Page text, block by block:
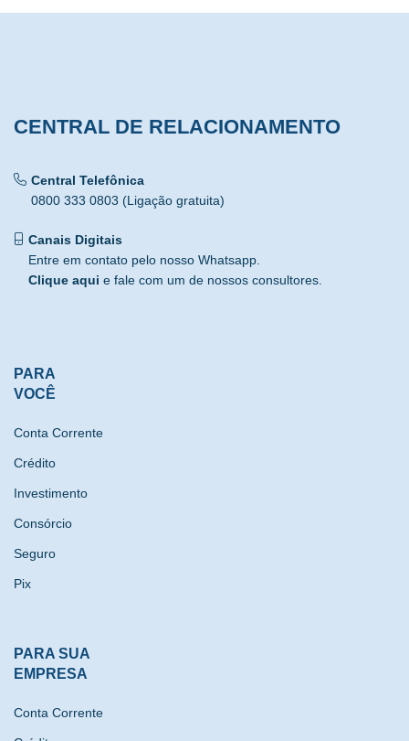
CENTRAL DE RELACIONAMENTO
Central Telefônica
0800 333 0803 (Ligação gratuita)
Canais Digitais
Entre em contato pelo nosso Whatsapp.
Clique aqui e fale com um de nossos consultores.
PARA
VOCÊ
Conta Corrente
Crédito
Investimento
Consórcio
Seguro
Pix
PARA SUA
EMPRESA
Conta Corrente